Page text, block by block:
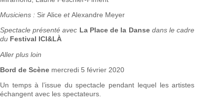
Musiciens : Sir Alice etAlexandre Meyer
Spectacle présenté avec La Place de la Danse dans le cadre
du Festival ICI&LÀ
Aller plus loin
Bord de Scène mercredi 5 février 2020
Un temps à l’issue du spectacle pendant lequel les artistes
échangent avec les spectateurs.